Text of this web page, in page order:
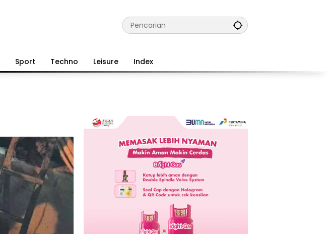
Sport Techno Leisure Index